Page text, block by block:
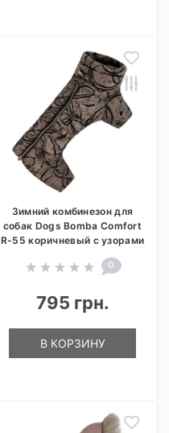
Зимний комбинезон для
собак Dogs Bomba Comfort
R-55 коричневый с узорами
0
795 грн.
В КОРЗИНУ